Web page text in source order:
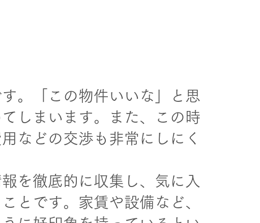
。「この物件いいな」と思
しまいます。また、この時
などの交渉も非常にしにく
を徹底的に収集し、気に入
とです。家賃や設備など、